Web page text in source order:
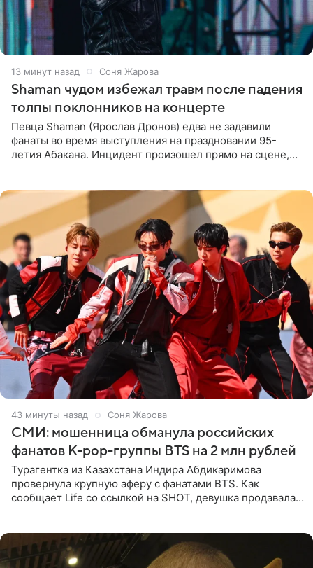
13 минут назад Соня Жарова
Shaman чудом избежал травм после падения
толпы поклонников на концерте
Певца Shaman (Ярослав Дронов) едва не задавили
фанаты во время выступления на праздновании 95-
летия Абакана. Инцидент произошел прямо на сцене,
43 минуты назад Соня Жарова
СМИ: мошенница обманула российских
фанатов K-pop-группы BTS на 2 млн рублей
Турагентка из Казахстана Индира Абдикаримова
провернула крупную аферу с фанатами BTS. Как
сообщает Life со ссылкой на SHOT, девушка продавала